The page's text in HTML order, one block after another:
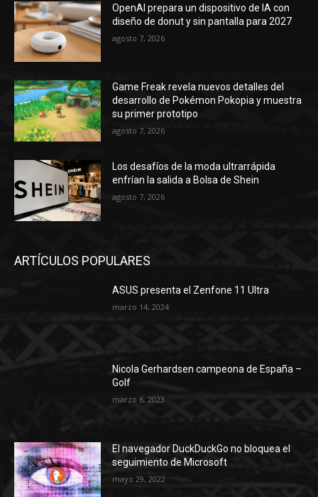
OpenAI prepara un dispositivo de IA con
diseño de donut y sin pantalla para 2027
agosto 7, 2026
Game Freak revela nuevos detalles del
desarrollo de Pokémon Pokopia y muestra
su primer prototipo
agosto 7, 2026
Los desafíos de la moda ultrarrápida
enfrían la salida a Bolsa de Shein
agosto 7, 2026
ARTÍCULOS POPULARES
ASUS presenta el Zenfone 11 Ultra
marzo 14, 2024
Nicola Gerhardsen campeona de España –
Golf
marzo 6, 2023
El navegador DuckDuckGo no bloquea el
seguimiento de Microsoft
mayo 29, 2022